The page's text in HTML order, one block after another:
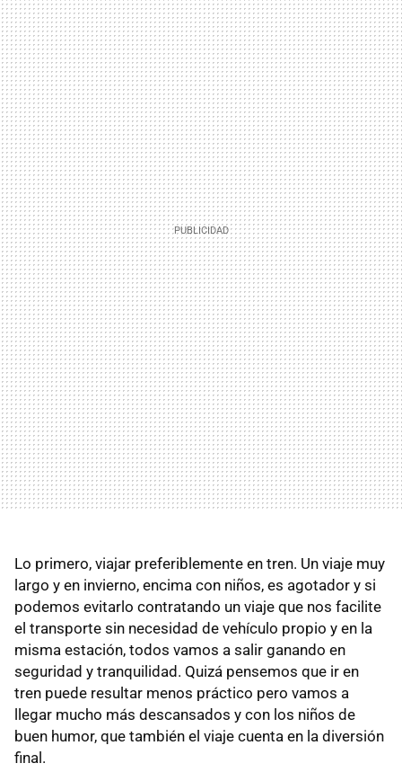
Lo primero, viajar preferiblemente en tren. Un viaje muy
largo y en invierno, encima con niños, es agotador y si
podemos evitarlo contratando un viaje que nos facilite
el transporte sin necesidad de vehículo propio y en la
misma estación, todos vamos a salir ganando en
seguridad y tranquilidad. Quizá pensemos que ir en
tren puede resultar menos práctico pero vamos a
llegar mucho más descansados y con los niños de
buen humor, que también el viaje cuenta en la diversión
final.